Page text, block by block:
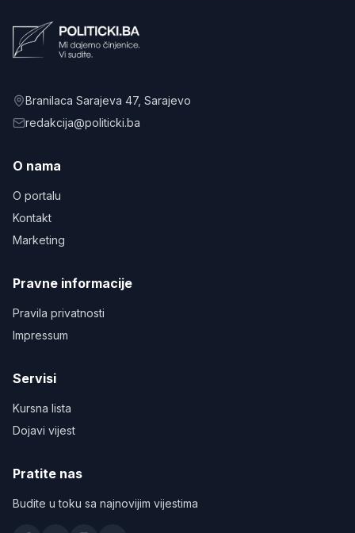
Branilaca Sarajeva 47, Sarajevo
redakcija@politicki.ba
O nama
O portalu
Kontakt
Marketing
Pravne informacije
Pravila privatnosti
Impressum
Servisi
Kursna lista
Dojavi vijest
Pratite nas
Budite u toku sa najnovijim vijestima